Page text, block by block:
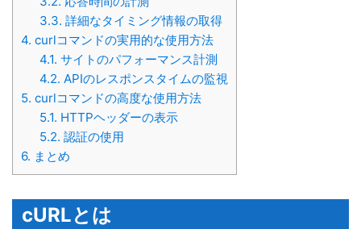
3.3. 詳細なタイミング情報の取得
4. curlコマンドの実用的な使用方法
4.1. サイトのパフォーマンス計測
4.2. APIのレスポンスタイムの監視
5. curlコマンドの高度な使用方法
5.1. HTTPヘッダーの表示
5.2. 認証の使用
6. まとめ
cURLとは